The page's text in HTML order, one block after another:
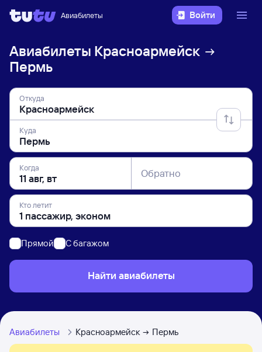
Авиабилеты Войти
Авиабилеты Красноармейск
Пермь
Откуда
Куда
Когда Обратно
Кто летит
Прямой C багажом
Найти авиабилеты
Авиабилеты Красноармейск Пермь